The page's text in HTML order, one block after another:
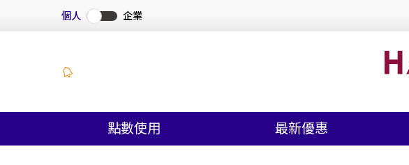
個人 企業
點數使用 最新優惠